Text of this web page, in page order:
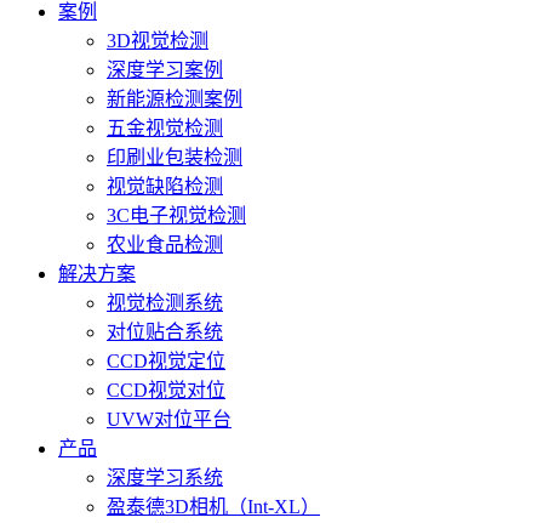
案例
3D视觉检测
深度学习案例
新能源检测案例
五金视觉检测
印刷业包装检测
视觉缺陷检测
3C电子视觉检测
农业食品检测
解决方案
视觉检测系统
对位贴合系统
CCD视觉定位
CCD视觉对位
UVW对位平台
产品
深度学习系统
盈泰德3D相机（Int-XL）